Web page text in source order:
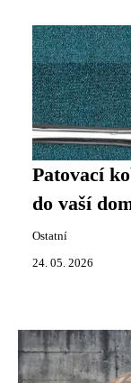
Patovací
do vaší
Ostatní
24. 05. 2026